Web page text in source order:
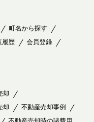
町名から探す
履歴
会員登録
却
却
不動産売却事例